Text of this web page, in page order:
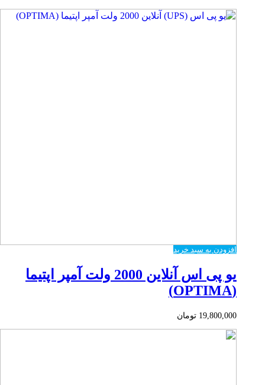
افزودن به سبد خرید
یو پی اس آنلاین 2000 ولت آمپر اپتیما
(OPTIMA)
19,800,000 تومان